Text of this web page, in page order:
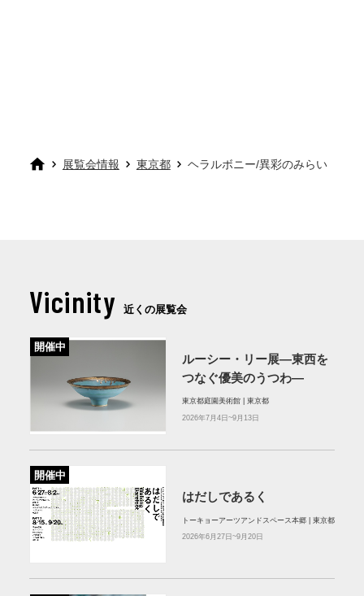
展覧会情報 東京都 ヘラルボニー/異彩のみらい
Vicinity 近くの展覧会
開催中
ルーシー・リー展―東西を
つなぐ優美のうつわ―
東京都庭園美術館 | 東京都
2026年7月4日~9月13日
開催中
はだしであるく
トーキョーアーツアンドスペース本郷 | 東京都
2026年6月27日~9月20日